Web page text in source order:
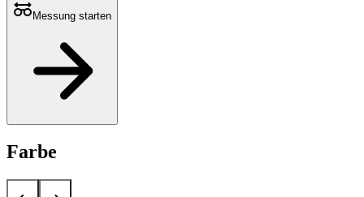
Messung starten
Farbe